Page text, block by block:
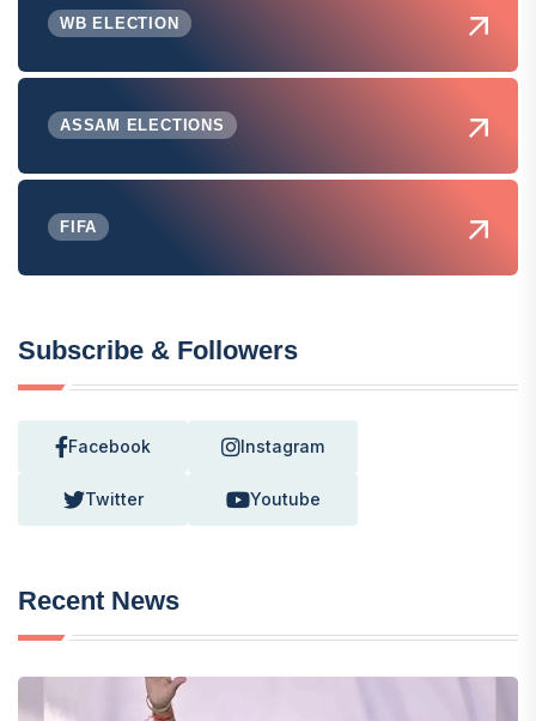
WB ELECTION
ASSAM ELECTIONS
FIFA
Subscribe & Followers
Facebook Instagram
Twitter Youtube
Recent News